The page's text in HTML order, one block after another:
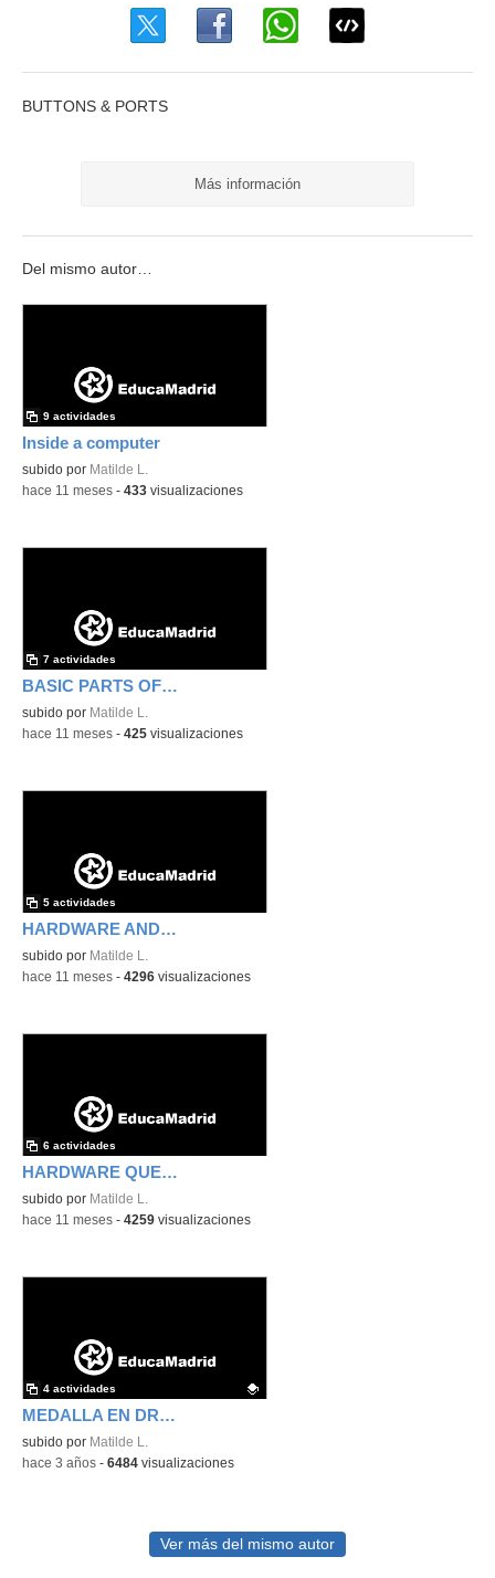
BUTTONS & PORTS
Más información
Del mismo autor…
Inside a computer
subido por Matilde L.
9 actividades
-hace 11 meses - 433 visualizaciones
BASIC PARTS OF A COMPUTER
subido por Matilde L.
7 actividades
-hace 11 meses - 425 visualizaciones
HARDWARE AND SOFTWARE
subido por Matilde L.
5 actividades
-hace 11 meses - 4296 visualizaciones
HARDWARE QUESTIONS
subido por Matilde L.
6 actividades
-hace 11 meses - 4259 visualizaciones
MEDALLA EN DRAW
Contenido educativo.
subido por Matilde L.
4 actividades
-hace 3 años - 6484 visualizaciones
Ver más del mismo autor